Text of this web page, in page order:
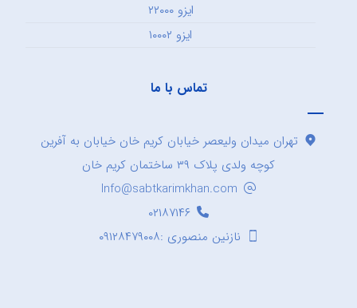
ایزو ۲۲۰۰۰
ایزو ۱۰۰۰۲
تماس با ما
تهران میدان ولیعصر خیابان کریم خان خیابان به آفرین
کوچه ولدی پلاک ۳۹ ساختمان کریم خان
Info@sabtkarimkhan.com
۰۲۱۸۷۱۴۶
نازنین منصوری :۰۹۱۲۸۴۷۹۰۰۸